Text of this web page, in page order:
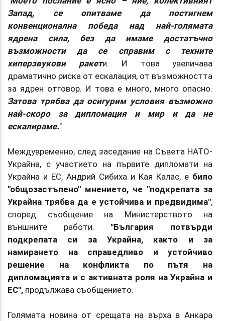
Запад, се опитваме да постигнем
конвенционална победа над най-голямата
ядрена сила, без да имаме достатъчно
възможности да се справим с техните
хиперзвукови ракети. И това увеличава
драматично риска от ескалация, от възможността
за ядрен отговор. И това е много, много опасно.
Затова трябва да осигурим условия възможно
най-скоро за дипломация и мир и да не
ескалираме."
Междувременно, след заседание на Съвета НАТО-
Украйна, с участието на първите дипломати на
Украйна и ЕС, Андрий Сибиха и Кая Калас, е било
"общозастъпено" мнението, че "подкрепата за
Украйна трябва да е устойчива и предвидима",
според съобщение на Министерството на
външните работи. "България потвърди
подкрепата си за Украйна, както и за
намирането на справедливо и устойчиво
решение на конфликта по пътя на
дипломацията и с активната роля на Украйна и
ЕС", продължава съобщението.
Голямата новина от срещата на върха в Анкара